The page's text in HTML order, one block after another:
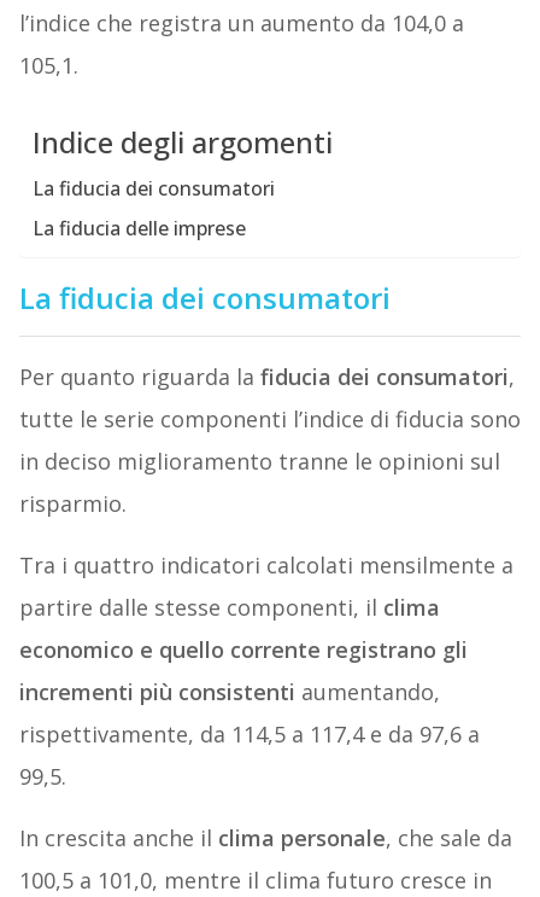
l’indice che registra un aumento da 104,0 a
105,1.
Indice degli argomenti
La fiducia dei consumatori
La fiducia delle imprese
La fiducia dei consumatori
Per quanto riguarda la fiducia dei consumatori,
tutte le serie componenti l’indice di fiducia sono
in deciso miglioramento tranne le opinioni sul
risparmio.
Tra i quattro indicatori calcolati mensilmente a
partire dalle stesse componenti, il clima
economico e quello corrente registrano gli
incrementi più consistenti aumentando,
rispettivamente, da 114,5 a 117,4 e da 97,6 a
99,5.
In crescita anche il clima personale, che sale da
100,5 a 101,0, mentre il clima futuro cresce in